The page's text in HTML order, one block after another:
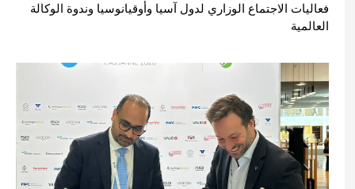
فعاليات الاجتماع الوزاري لدول آسيا وأوقيانوسيا وندوة الوكالة
العالمية